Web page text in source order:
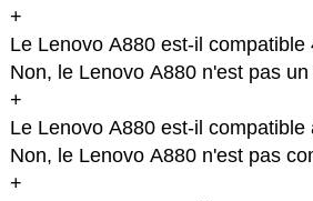
+
Le Lenovo A880 est-il compatible
Non, le Lenovo A880 n'est pas
+
Le Lenovo A880 est-il compatible
Non, le Lenovo A880 n'est pas
+